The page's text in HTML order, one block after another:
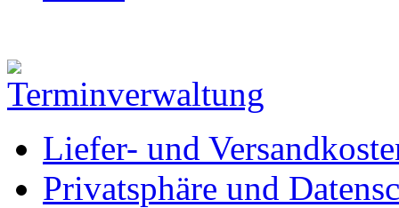
Liefer- und
Privatsphäre und